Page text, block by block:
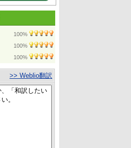
100%
100%
100%
>> Weblio翻訳